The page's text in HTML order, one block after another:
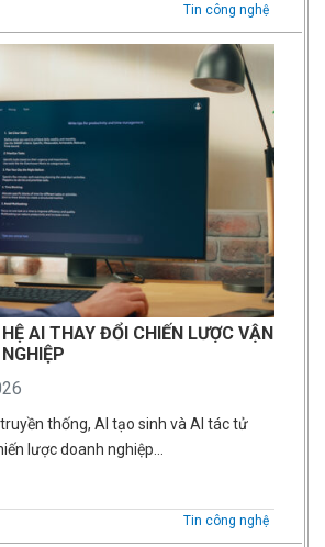
Tin công nghệ
AI THAY ĐỔI CHIẾN LƯỢC VẬN
thống, AI tạo sinh và AI tác tử
lược doanh nghiệp…
Tin công nghệ